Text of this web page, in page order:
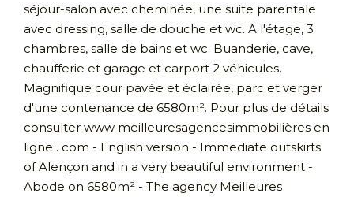
séjour-salon avec cheminée, une suite parentale
avec dressing, salle de douche et wc. A l'étage, 3
chambres, salle de bains et wc. Buanderie, cave,
chaufferie et garage et carport 2 véhicules.
Magnifique cour pavée et éclairée, parc et verger
d'une contenance de 6580m². Pour plus de détails
consulter www meilleuresagencesimmobilières en
ligne . com - English version - Immediate outskirts
of Alençon and in a very beautiful environment -
Abode on 6580m² - The agency Meilleures